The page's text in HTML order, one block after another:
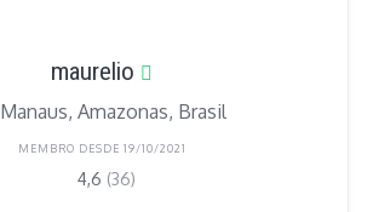
maurelio
Manaus, Amazonas, Brasil
MEMBRO DESDE 19/10/2021
4,6 (36)